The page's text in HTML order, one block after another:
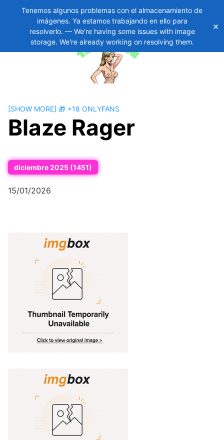
Tenemos algunos problemas con el almacenamiento de
imágenes. Ya estamos trabajando en ello para
resolverlo. — We're having some issues with image
storage. We're already working on resolving them.
×
content
[SHOW MORE] 🎁 +18 ONLYFANS
Blaze Rager
diciembre 2025 (1451)
15/01/2026